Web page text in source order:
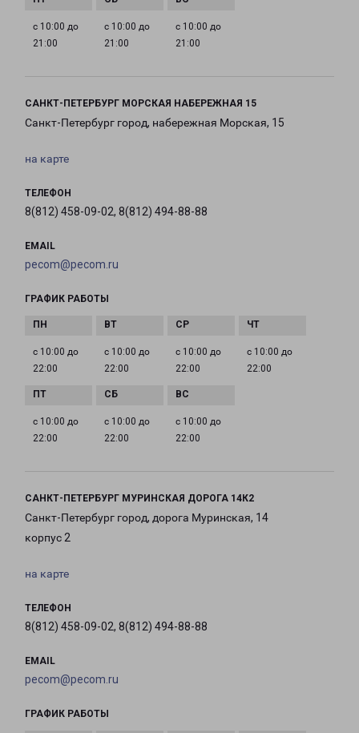
с 10:00 до
21:00
с 10:00 до
21:00
с 10:00 до
21:00
САНКТ-ПЕТЕРБУРГ МОРСКАЯ НАБЕРЕЖНАЯ 15
Санкт-Петербург город, набережная Морская, 15
на карте
ТЕЛЕФОН
8(812) 458-09-02, 8(812) 494-88-88
EMAIL
pecom@pecom.ru
ГРАФИК РАБОТЫ
с 10:00 до
22:00
с 10:00 до
22:00
с 10:00 до
22:00
с 10:00 до
22:00
с 10:00 до
22:00
с 10:00 до
22:00
с 10:00 до
22:00
САНКТ-ПЕТЕРБУРГ МУРИНСКАЯ ДОРОГА 14К2
Санкт-Петербург город, дорога Муринская, 14
корпус 2
на карте
ТЕЛЕФОН
8(812) 458-09-02, 8(812) 494-88-88
EMAIL
pecom@pecom.ru
ГРАФИК РАБОТЫ